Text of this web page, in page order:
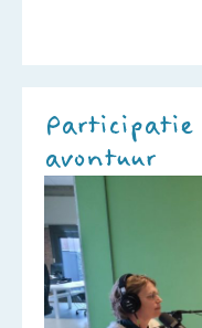
Participatie
avontuur